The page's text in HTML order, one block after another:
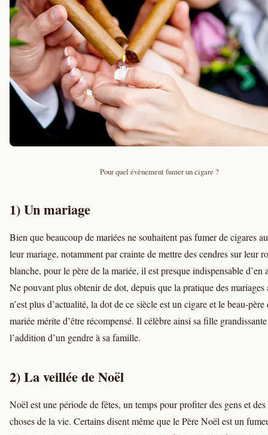
Pour quel évènement fumer un cigare ?
1) Un mariage
Bien que beaucoup de mariées ne souhaitent pas fumer de cigares
leur mariage, notamment par crainte de mettre des cendres sur leur
blanche, pour le père de la mariée, il est presque indispensable d’en
Ne pouvant plus obtenir de dot, depuis que la pratique des mariages
n’est plus d’actualité, la dot de ce siècle est un cigare et le beau-père
mariée mérite d’être récompensé. Il célèbre ainsi sa fille
l’addition d’un gendre à sa famille.
2) La veillée de Noël
Noël est une période de fêtes, un temps pour profiter des gens et des
choses de la vie. Certains disent même que le Père Noël est un